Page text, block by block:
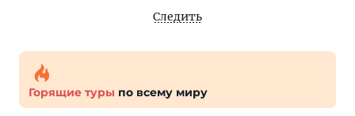
Следить
Горящие туры по всему миру